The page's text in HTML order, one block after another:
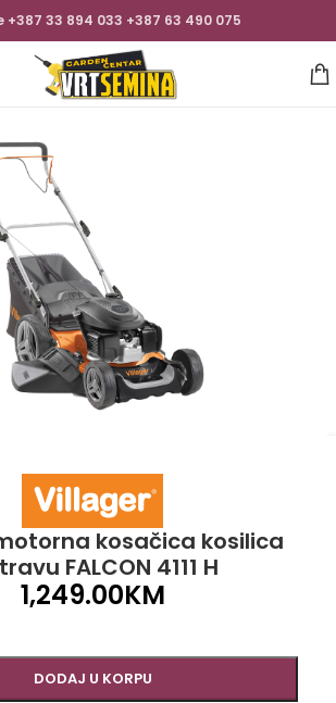
+387 33 894 033 +387 63 490 075
kosačica kosilica
FALCON 4111 H
1,249.00KM
DODAJ U KORPU